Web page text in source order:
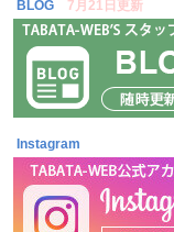
BLOG 7月21日更新
Instagram